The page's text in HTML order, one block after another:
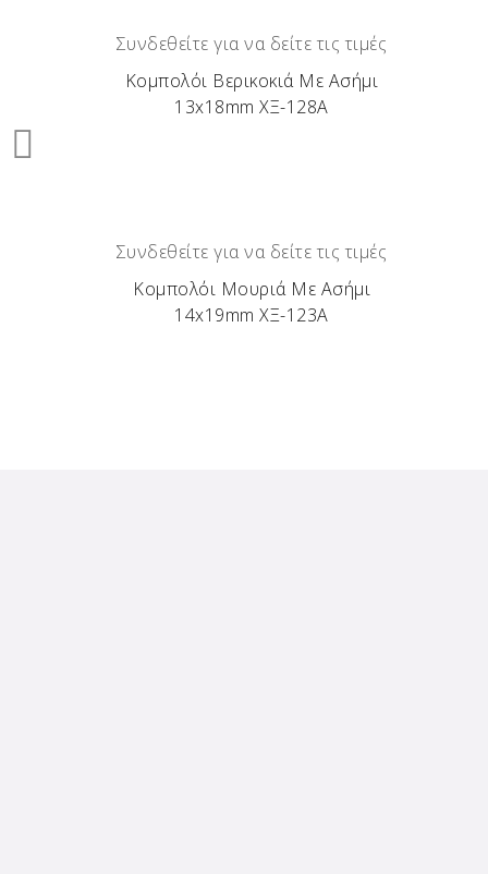
Συνδεθείτε για να δείτε τις τιμές
Κομπολόι Βερικοκιά Με Ασήμι
13x18mm ΧΞ-128Α
Συνδεθείτε για να δείτε τις τιμές
Κομπολόι Μουριά Με Ασήμι
14x19mm ΧΞ-123Α